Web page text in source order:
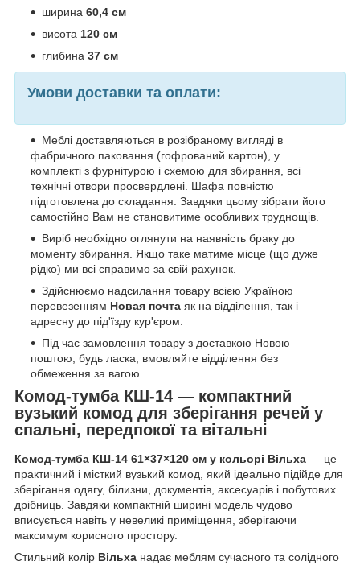
ширина 60,4 см
висота 120 см
глибина 37 см
Умови доставки та оплати:
Меблі доставляються в розібраному вигляді в
фабричного паковання (гофрований картон), у
комплекті з фурнітурою і схемою для збирання, всі
технічні отвори просвердлені. Шафа повністю
підготовлена до складання. Завдяки цьому зібрати його
самостійно Вам не становитиме особливих труднощів.
Виріб необхідно оглянути на наявність браку до
моменту збирання. Якщо таке матиме місце (що дуже
рідко) ми всі справимо за свій рахунок.
Здійснюємо надсилання товару всією Україною
перевезенням Новая почта як на відділення, так і
адресну до під'їзду кур'єром.
Під час замовлення товару з доставкою Новою
поштою, будь ласка, вмовляйте відділення без
обмеження за вагою.
Комод-тумба КШ-14 — компактний
вузький комод для зберігання речей у
спальні, передпокої та вітальні
Комод-тумба КШ-14 61×37×120 см у кольорі Вільха — це
практичний і місткий вузький комод, який ідеально підійде для
зберігання одягу, білизни, документів, аксесуарів і побутових
дрібниць. Завдяки компактній ширині модель чудово
вписується навіть у невеликі приміщення, зберігаючи
максимум корисного простору.
Стильний колір Вільха надає меблям сучасного та солідного